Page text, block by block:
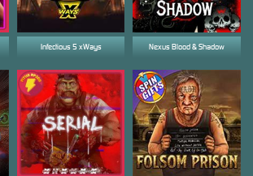
Nexus Blood & Shadow
Infectious 5 xWays